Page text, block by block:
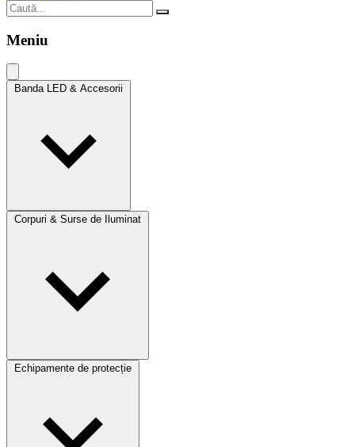
Meniu
Banda LED & Accesorii
Corpuri & Surse de Iluminat
Echipamente de protecție